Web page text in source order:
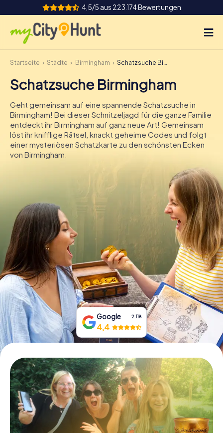
4,5/5 aus 223.174 Bewertungen
So funktioniert's
Städte
Touren
Teamevent
Tickets
DE
IE
IT
Tickets buchen
Gutscheine bestellen
Startseite Städte Birmingham Schatzsuche Birmingham
Schatzsuche Birmingham
Geht gemeinsam auf eine spannende Schatzsuche in
Birmingham! Bei dieser Schnitzeljagd für die ganze Familie
entdeckt ihr Birmingham auf ganz neue Art! Gemeinsam
löst ihr knifflige Rätsel, knackt geheime Codes und folgt
einer mysteriösen Schatzkarte zu den schönsten Ecken
von Birmingham.
Google 2.118
4,4